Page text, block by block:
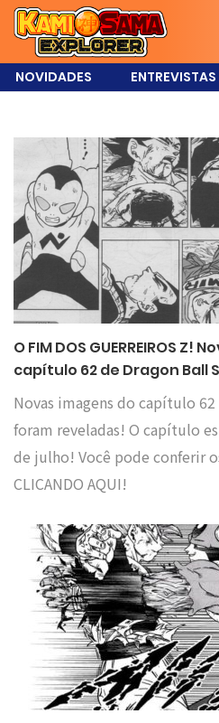
NOVIDADES ENTREVISTAS
O FIM DOS GUERREIROS Z!
capítulo 62 de Dragon Ball
Novas imagens do capítulo
foram reveladas! O capítulo
de julho! Você pode conferir
CLICANDO AQUI!